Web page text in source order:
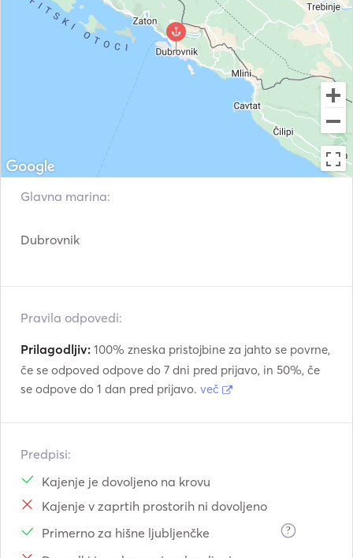
Glavna marina:
Dubrovnik
Pravila odpovedi:
Prilagodljiv: 100% zneska pristojbine za jahto se povrne,
če se odpoved odpove do 7 dni pred prijavo, in 50%, če
se odpove do 1 dan pred prijavo. več
Predpisi:
Kajenje je dovoljeno na krovu
Kajenje v zaprtih prostorih ni dovoljeno
Primerno za hišne ljubljenčke
?